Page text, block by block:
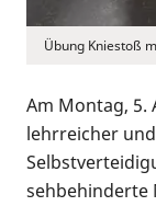
Übung Kniestoß
Am Montag, 5.
lehrreicher
sehbehinderte